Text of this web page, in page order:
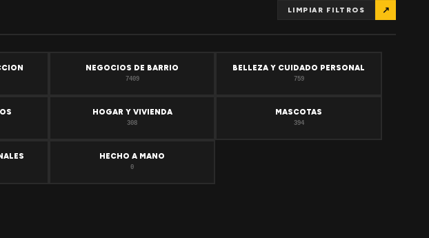
LIMPIAR FILTROS ↗
NEGOCIOS DE BARRIO
7409
BELLEZA Y CUIDADO PERSONAL
759
HOGAR Y VIVIENDA
308
MASCOTAS
394
HECHO A MANO
0